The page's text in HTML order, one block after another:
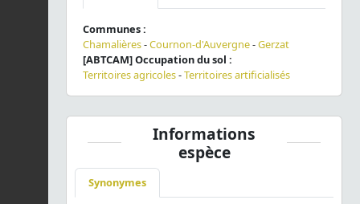
Communes :
Chamalières-Cournon-d'Auvergne-Gerzat
[ABTCAM] Occupation du sol :
Territoires agricoles-Territoires artificialisés
Informations
espèce
Synonymes